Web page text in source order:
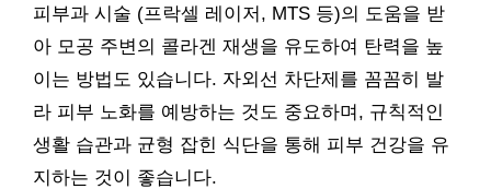
피부과 시술 (프락셀 레이저, MTS 등)의 도움을 받
아 모공 주변의 콜라겐 재생을 유도하여 탄력을 높
이는 방법도 있습니다. 자외선 차단제를 꼼꼼히 발
라 피부 노화를 예방하는 것도 중요하며, 규칙적인
생활 습관과 균형 잡힌 식단을 통해 피부 건강을 유
지하는 것이 좋습니다.